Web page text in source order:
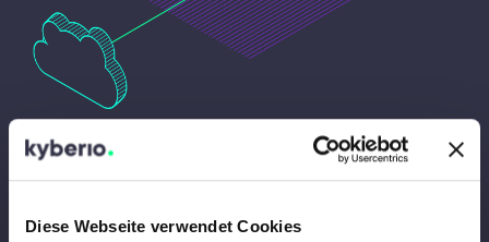
Diese Webseite verwendet Cookies
2: Production